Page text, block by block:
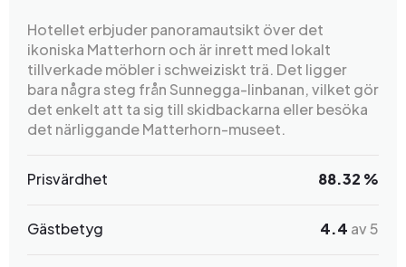
Hotellet erbjuder panoramautsikt över det
ikoniska Matterhorn och är inrett med lokalt
tillverkade möbler i schweiziskt trä. Det ligger
bara några steg från Sunnegga-linbanan, vilket gör
det enkelt att ta sig till skidbackarna eller besöka
det närliggande Matterhorn-museet.
Prisvärdhet 88.32 %
Gästbetyg 4.4 av 5